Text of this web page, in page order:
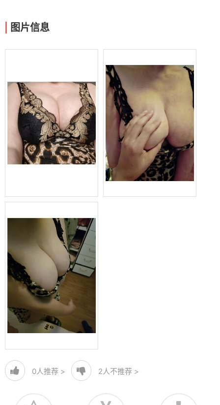
图片信息
0人推荐 > 2人不推荐 >